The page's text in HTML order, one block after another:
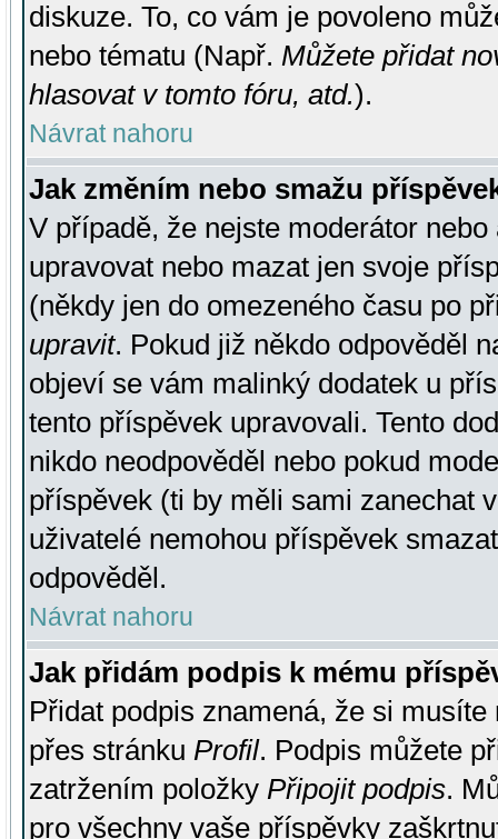
diskuze. To, co vám je povoleno
nebo tématu (Např. Můžete přidat
hlasovat v tomto fóru, atd.).
Návrat nahoru
Jak změním nebo smažu
V případě, že nejste moderátor
upravovat nebo mazat jen svoje
(někdy jen do omezeného času po
upravit. Pokud již někdo odpověděl
objeví se vám malinký dodatek u
tento příspěvek upravovali. Tento
nikdo neodpověděl nebo pokud
příspěvek (ti by měli sami zanechat
uživatelé nemohou příspěvek
odpověděl.
Návrat nahoru
Jak přidám podpis k mému
Přidat podpis znamená, že si
přes stránku Profil. Podpis můžete
zatržením položky Připojit podpis.
pro všechny vaše příspěvky